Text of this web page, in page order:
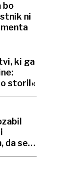
bo
ni
ki ga
storil«
da se